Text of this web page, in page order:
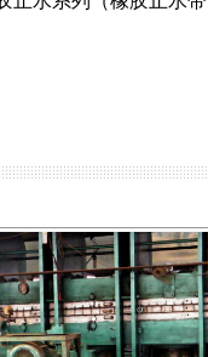
米的圆形充气芯模